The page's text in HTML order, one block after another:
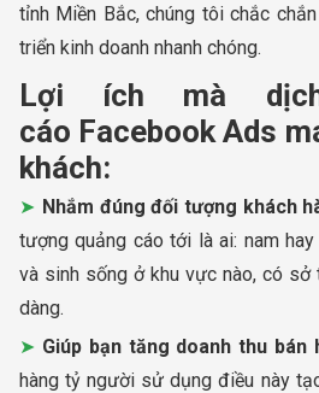
tỉnh Miền Bắc, chúng tôi chắc
triển kinh doanh nhanh chóng.
Lợi ích mà
cáo Facebook Ads
khách:
Nhắm đúng đối tượng khách
tượng quảng cáo tới là ai: nam
và sinh sống ở khu vực nào, có
dàng.
Giúp bạn tăng doanh thu bán
hàng tỷ người sử dụng điều này